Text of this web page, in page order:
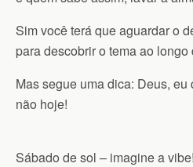
Sim você terá que aguardar o
para descobrir o tema ao longo
Mas segue uma dica: Deus,
não hoje!
Sábado de sol – imagine a